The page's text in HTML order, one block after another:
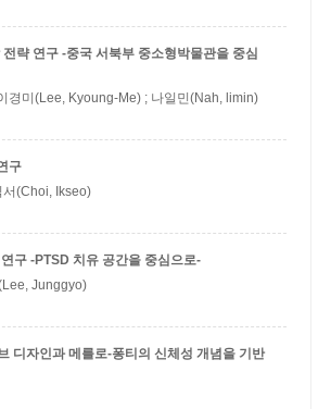
략 연구 -중국 서북부 중소형박물관을 중심
경미(Lee, Kyoung-Me) ; 나일민(Nah, limin)
구
서(Choi, Ikseo)
구 -PTSD 치유 공간을 중심으로-
Junggyo)
디자인과 메를로-퐁티의 신체성 개념을 기반